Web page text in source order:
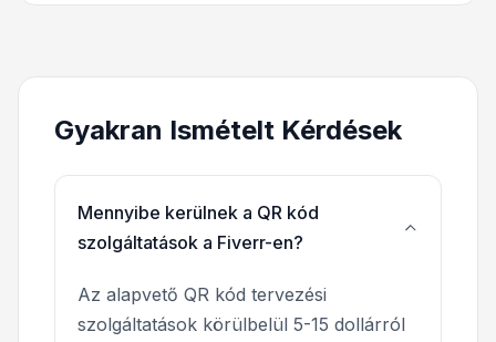
Gyakran Ismételt Kérdések
Mennyibe kerülnek a QR kód
szolgáltatások a Fiverr-en?
Az alapvető QR kód tervezési
szolgáltatások körülbelül 5-15 dollárról